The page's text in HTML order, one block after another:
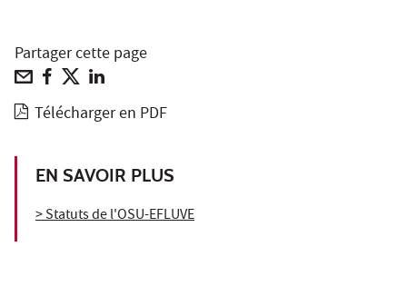
Partager cette page
Télécharger en PDF
EN SAVOIR PLUS
> Statuts de l'OSU-EFLUVE